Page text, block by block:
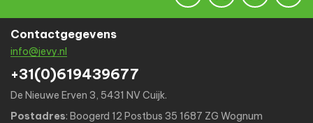
Contactgegevens
info@jevy.nl
+31(0)619439677
De Nieuwe Erven 3, 5431 NV Cuijk.
Postadres: Boogerd 12 Postbus 35 1687 ZG Wognum